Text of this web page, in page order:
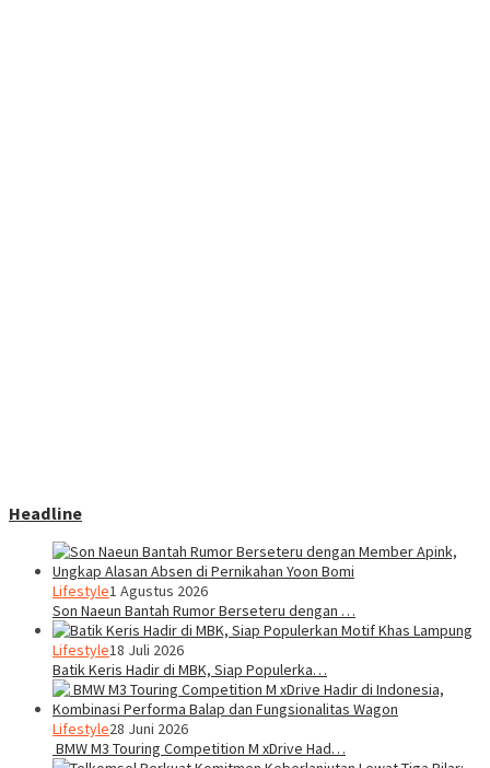
Headline
Lifestyle1 Agustus 2026
Son Naeun Bantah Rumor Berseteru dengan …
Lifestyle18 Juli 2026
Batik Keris Hadir di MBK, Siap Populerka…
Lifestyle28 Juni 2026
BMW M3 Touring Competition M xDrive Had…